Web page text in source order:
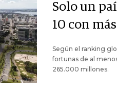
Solo un
10 con
Según el ranking
fortunas de al
265.000 millones.